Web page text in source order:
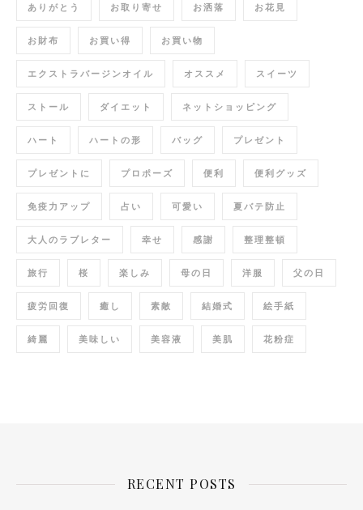
ありがとう お取り寄せ お洒落 お花見
お財布 お買い得 お買い物
エクストラバージンオイル オススメ スイーツ
ストール ダイエット ネットショッピング
ハート ハートの形 バッグ プレゼント
プレゼントに プロポーズ 便利 便利グッズ
免疫力アップ 占い 可愛い 夏バテ防止
大人のラブレター 幸せ 感謝 整理整頓
旅行 桜 楽しみ 母の日 洋服 父の日
疲労回復 癒し 素敵 結婚式 絵手紙
綺麗 美味しい 美容液 美肌 花粉症
RECENT POSTS